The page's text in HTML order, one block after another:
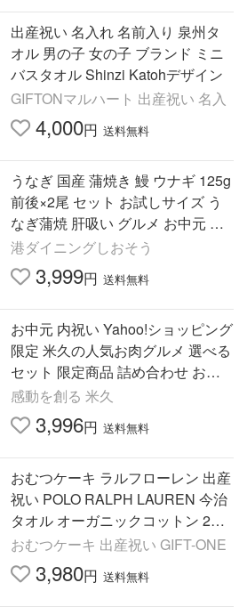
出産祝い 名入れ 名前入り 泉州タ
オル 男の子 女の子 ブランド ミニ
バスタオル Shinzi Katohデザイン
GIFTONマルハート 出産祝い 名入
4,000円 送料無料
うなぎ 国産 蒲焼き 鰻 ウナギ 125g
前後×2尾 セット お試しサイズ う
なぎ蒲焼 肝吸い グルメ お中元 御
中元 爆買
港ダイニングしおそう
3,999円 送料無料
お中元 内祝い Yahoo!ショッピング
限定 米久の人気お肉グルメ 選べる
セット 限定商品 詰め合わせ お試
し おためし おかず 惣菜 ご飯のお
供 人気 2026 爆買
感動を創る 米久
3,996円 送料無料
おむつケーキ ラルフローレン 出産
祝い POLO RALPH LAUREN 今治
タオル オーガニックコットン 2段
男の子 女の子 ベビーソックス 名
入れ刺繍 夏ギフト
おむつケーキ 出産祝い GIFT-ONE
3,980円 送料無料